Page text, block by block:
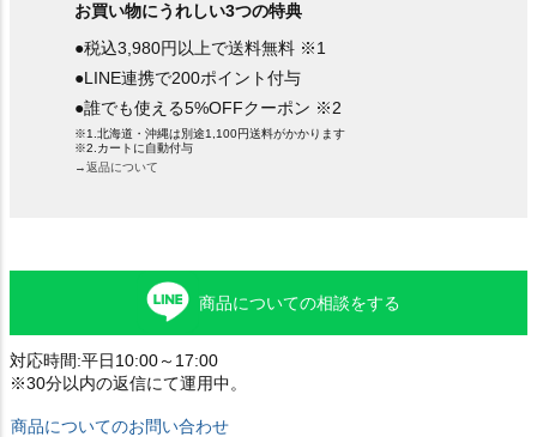
お買い物にうれしい3つの特典
●税込3,980円以上で送料無料 ※1
●LINE連携で200ポイント付与
●誰でも使える5%OFFクーポン ※2
※1.北海道・沖縄は別途1,100円送料がかかります
※2.カートに自動付与
→返品について
商品についての相談をする
対応時間:平日10:00～17:00
※30分以内の返信にて運用中。
商品についてのお問い合わせ